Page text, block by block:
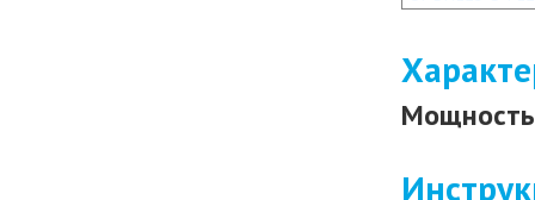
Мощность